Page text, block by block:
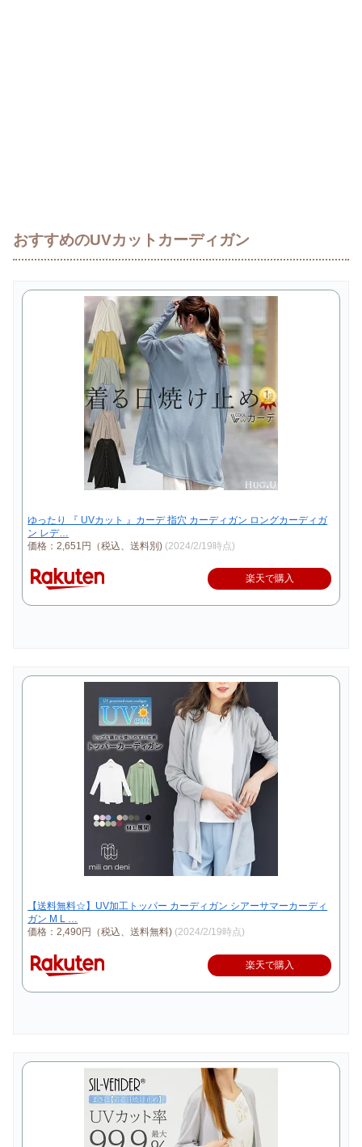
おすすめのUVカットカーディガン
ゆったり 『 UVカット 』カーデ 指穴 カーディガン ロングカーディガ
ン レデ…
価格：2,651円（税込、送料別) (2024/2/19時点)
楽天で購入
【送料無料☆】UV加工トッパー カーディガン シアーサマーカーディ
ガン M L …
価格：2,490円（税込、送料無料) (2024/2/19時点)
楽天で購入